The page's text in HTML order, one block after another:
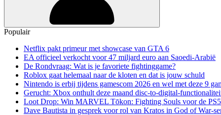
Populair
Netflix pakt primeur met showcase van GTA 6
EA officieel verkocht voor 47 miljard euro aan Saoedi-Arabië
De Rondvraag: Wat is je favoriete fightinggame?
Roblox gaat helemaal naar de kloten en dat is jouw schuld
Nintendo is erbij tijdens gamescom 2026 en wel met deze 9
Gerucht: Xbox onthult deze maand disc-to-digital-
Loot Drop: Win MARVEL Tōkon: Fighting Souls voor de PS5
Dave Bautista in gesprek voor rol van Kratos in God of War-